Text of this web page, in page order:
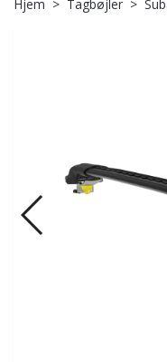
Hjem Tagbøjler